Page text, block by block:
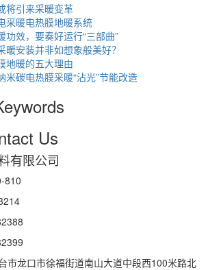
将引来采暖变革
采暖电热膜地暖系统
功效，要奏好运行“三部曲”
暖安装并非如想象般美好？
地暖的五大理由
米碳电热膜采暖“沾光”节能改造
Us
有限公司
810
市龙口市徐福街道南山大道中段西100米路北